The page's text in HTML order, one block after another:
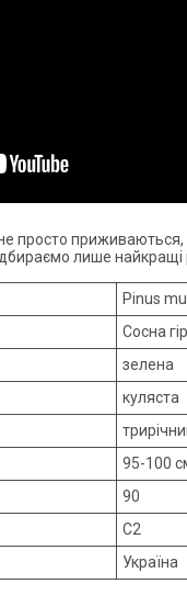
просто
лише найкращі
Pinus
Сосна
зелена
куляста
95-100
90
С2
Україна